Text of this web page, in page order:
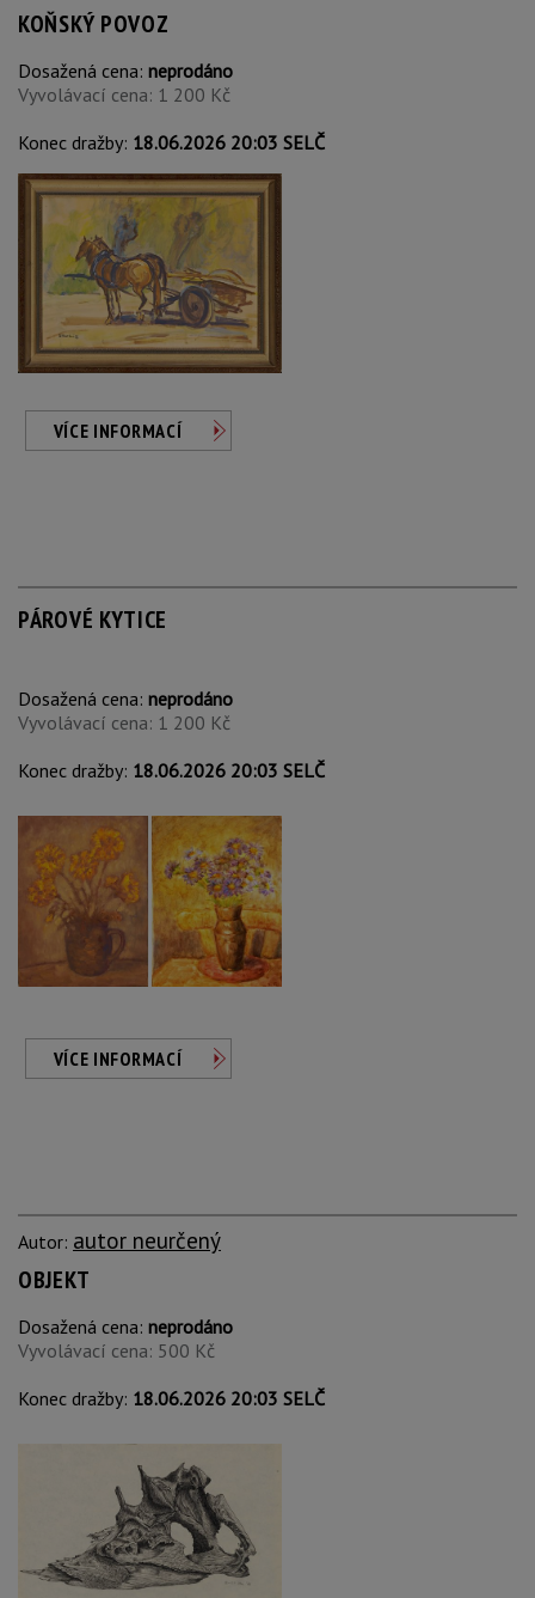
KOŇSKÝ POVOZ
Dosažená cena: neprodáno
Vyvolávací cena: 1 200 Kč
Konec dražby: 18.06.2026 20:03 SELČ
VÍCE INFORMACÍ
PÁROVÉ KYTICE
Dosažená cena: neprodáno
Vyvolávací cena: 1 200 Kč
Konec dražby: 18.06.2026 20:03 SELČ
VÍCE INFORMACÍ
Autor: autor neurčený
OBJEKT
Dosažená cena: neprodáno
Vyvolávací cena: 500 Kč
Konec dražby: 18.06.2026 20:03 SELČ